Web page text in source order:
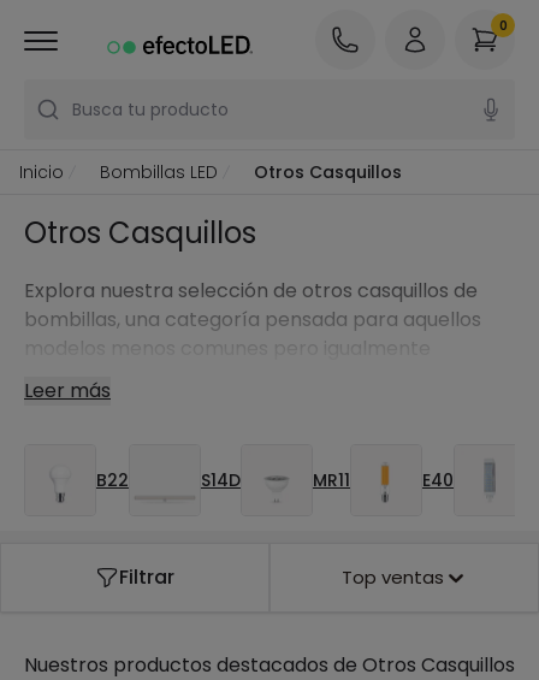
Busca tu producto
0
Inicio Bombillas LED Otros Casquillos
Otros Casquillos
Explora nuestra selección de otros casquillos de
bombillas, una categoría pensada para aquellos
modelos menos comunes pero igualmente
importantes.
Leer más
B22 S14D MR11 E40
Filtrar Top ventas
Nuestros productos destacados de Otros Casquillos